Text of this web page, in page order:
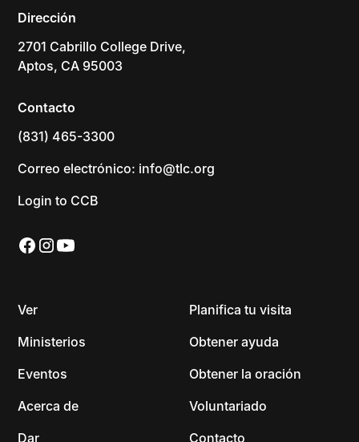
Dirección
2701 Cabrillo College Drive,
Aptos, CA 95003
Contacto
(831) 465-3300
Correo electrónico: info@tlc.org
Login to CCB
Ver
Ministerios
Eventos
Acerca de
Dar
Planifica tu visita
Obtener ayuda
Obtener la oración
Voluntariado
Contacto